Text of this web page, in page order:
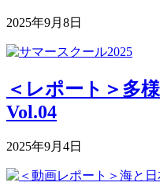
2025年9月8日
＜レポート＞多
Vol.04
2025年9月4日